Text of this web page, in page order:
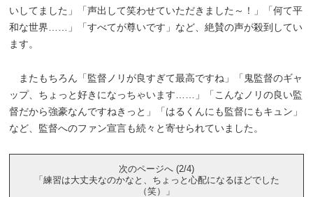
いしてました」「声出して笑わせていただきました～！」「何て平
和な世界……」「すべてが尊いです」など、絶賛の声が殺到してい
ます。
またもちろん「監督ノリが良すぎて最高ですね」「鬼監督のギャ
ップ、ちょっと好きになっちゃいます……」「こんなノリの良い監
督だから強豪なんですねきっと」「はるくんにも監督にもキュン」
など、監督へのファン宣言も続々と寄せられていました。
次のページへ (2/4)
「練習は大丈夫なのかなと、ちょっと心配になるほどでした
（笑）」